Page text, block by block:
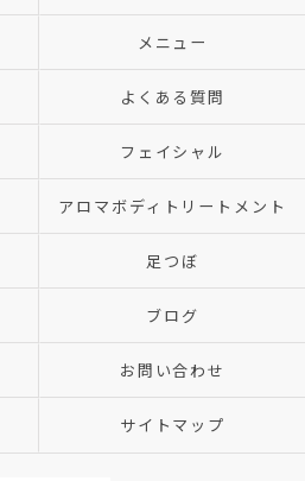
メニュー
よくある質問
フェイシャル
アロマボディトリートメント
足つぼ
ブログ
お問い合わせ
サイトマップ